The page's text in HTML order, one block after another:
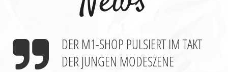
DER M1-SHOP PULSIERT IM TAKT
DER JUNGEN MODESZENE